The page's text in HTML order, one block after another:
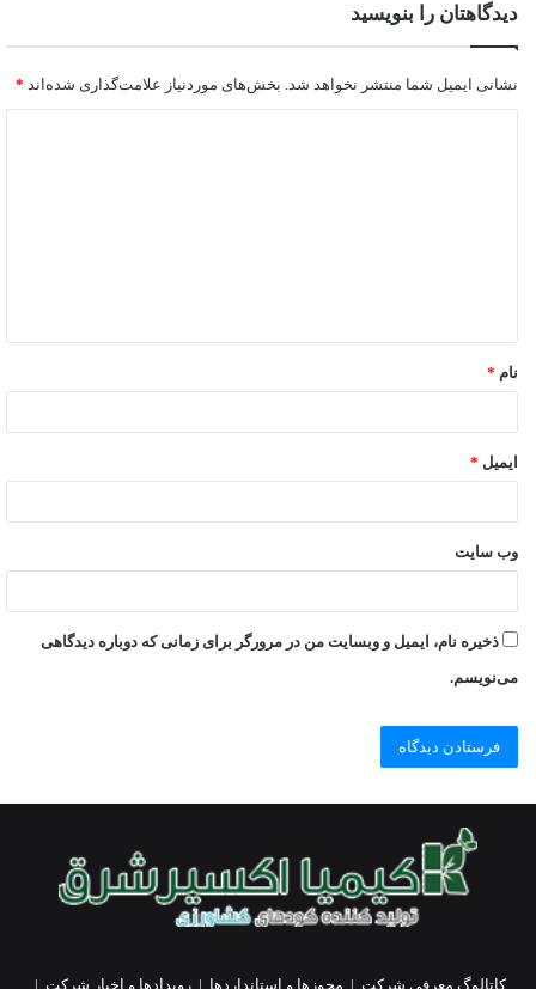
دیدگاهتان را بنویسید
نشانی ایمیل شما منتشر نخواهد شد. بخش‌های موردنیاز علامت‌گذاری شده‌اند *
نام *
ایمیل *
وب‌ سایت
ذخیره نام، ایمیل و وبسایت من در مرورگر برای زمانی که دوباره دیدگاهی
می‌نویسم.
کاتالوگ معرفی شرکت | مجوزها و استانداردها |رویدادها و اخبار شرکت |